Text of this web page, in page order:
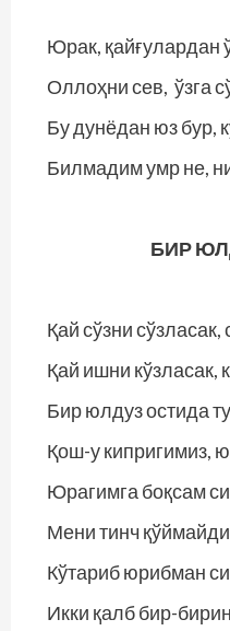
Юрак, қайғулардан
Оллоҳни сев, ўзга
Бу дунёдан юз бур,
Билмадим умр не,
БИР
Қай сўзни
Қай ишни кўзласак,
Бир юлдуз остида
Қош-у кипригимиз,
Юрагимга боқсам
Мени тинч
Кўтариб юрибман
Икки қалб бир-